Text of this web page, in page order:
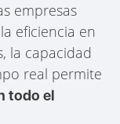
empresas
eficiencia en
la capacidad
real permite
todo el